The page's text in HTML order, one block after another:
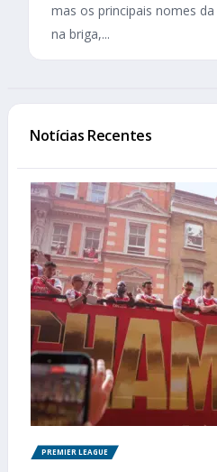
mas os principais nomes
na briga,...
Notícias Recentes
PREMIER LEAGUE